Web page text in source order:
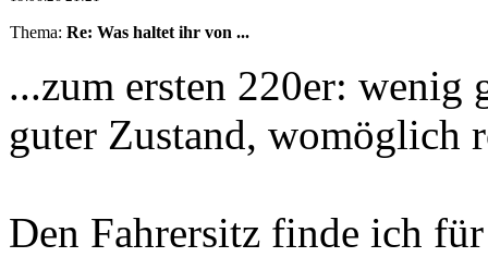
Thema: Re: Was haltet ihr von ...
...zum ersten 220er: wenig
guter Zustand, womöglich
Den Fahrersitz finde ich